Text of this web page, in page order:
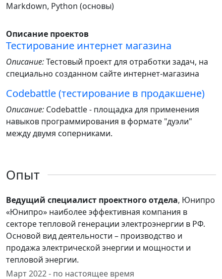
Markdown, Python (основы)
Описание проектов
Тестирование интернет магазина
Описание:Тестовый проект для отработки задач, на
специально созданном сайте интернет-магазина
Codebattle (тестирование в продакшене)
Описание: Codebattle - площадка для применения
навыков программирования в формате "дуэли"
между двумя соперниками.
Опыт
Ведущий специалист проектного отдела, Юнипро
«Юнипро» наиболее эффективная компания в
секторе тепловой генерации электроэнергии в РФ.
Основой вид деятельности – производство и
продажа электрической энергии и мощности и
тепловой энергии.
Март 2022 - по настоящее время